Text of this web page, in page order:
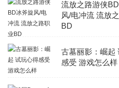
流放之路游侠
风/电冲流 流放
BD
古墓丽影：崛起
感受 游戏怎么样